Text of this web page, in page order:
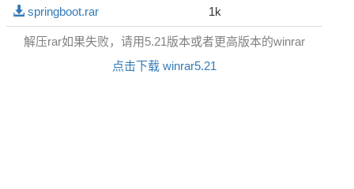
springboot.rar 1k
解压rar如果失败，请用5.21版本或者更高版本的winrar
点击下载 winrar5.21